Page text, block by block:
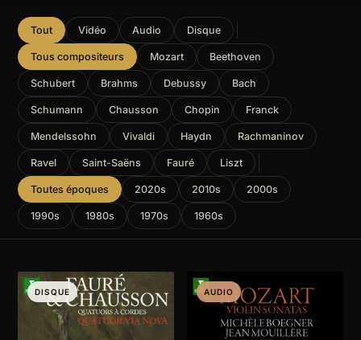
Tout Vidéo Audio Disque
Tous compositeurs Mozart Beethoven
Schubert Brahms Debussy Bach
Schumann Chausson Chopin Franck
Mendelssohn Vivaldi Haydn Rachmaninov
Ravel Saint-Saëns Fauré Liszt
Toutes époques 2020s 2010s 2000s
1990s 1980s 1970s 1960s
DISQUE AUDIO